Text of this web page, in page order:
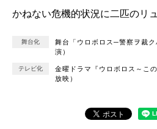
かねない危機的状況に二匹の
舞台化
舞台「ウロボロス─警察ヲ裁
演）
テレビ化
金曜ドラマ『ウロボロス～こ
放映）